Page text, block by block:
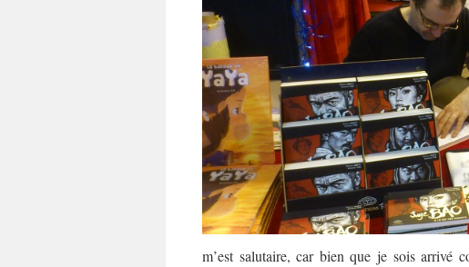
m’est salutaire, car bien que je sois arrivé